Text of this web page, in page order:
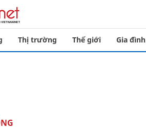
Thị trường Thế giới Gia đình